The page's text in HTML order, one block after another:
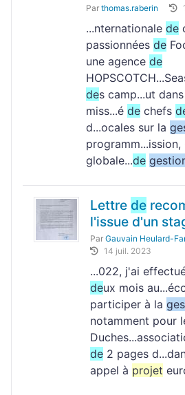
Par thomas.raberin
...nternationale de
passionnées de
une agence de
des camp...ut
miss...é de chefs
d...ocales sur la
programm...ission,
globale...de
Lettre de
l'issue d'un
Par Gauvain Heulard-
14 juil. 2023
...022, j'ai
deux mois
participer à la
notamment pour
de 2 pages
appel à projet